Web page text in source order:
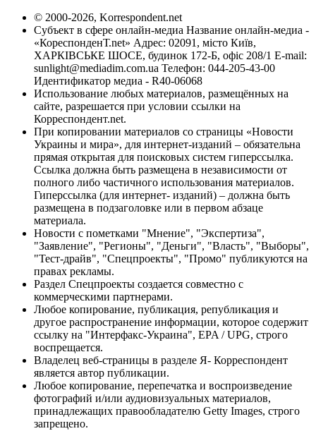
© 2000-2026, Korrespondent.net
Субъект в сфере онлайн-медиа Название онлайн-медиа -
«КореспонденТ.net» Адрес: 02091, місто Київ,
ХАРКІВСЬКЕ ШОСЕ, будинок 172-Б, офіс 208/1 E-mail:
sunlight@mediadim.com.ua Телефон: 044-205-43-00
Идентификатор медиа - R40-06068
Использование любых материалов, размещённых на
сайте, разрешается при условии ссылки на
Корреспондент.net.
При копировании материалов со страницы «Новости
Украины и мира», для интернет-изданий – обязательна
прямая открытая для поисковых систем гиперссылка.
Ссылка должна быть размещена в независимости от
полного либо частичного использования материалов.
Гиперссылка (для интернет- изданий) – должна быть
размещена в подзаголовке или в первом абзаце
материала.
Новости с пометками "Мнение", "Экспертиза",
"Заявление", "Регионы", "Деньги", "Власть", "Выборы",
"Тест-драйв", "Спецпроекты", "Промо" публикуются на
правах рекламы.
Раздел Спецпроекты создается совместно с
коммерческими партнерами.
Любое копирование, публикация, републикация и
другое распространение информации, которое содержит
ссылку на "Интерфакс-Украина", EPA / UPG, строго
воспрещается.
Владелец веб-страницы в разделе Я- Корреспондент
является автор публикации.
Любое копирование, перепечатка и воспроизведение
фотографий и/или аудиовизуальных материалов,
принадлежащих правообладателю Getty Images, строго
запрещено.